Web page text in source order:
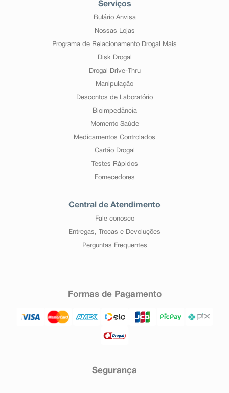
Serviços
Bulário Anvisa
Nossas Lojas
Programa de Relacionamento Drogal Mais
Disk Drogal
Drogal Drive-Thru
Manipulação
Descontos de Laboratório
Bioimpedância
Momento Saúde
Medicamentos Controlados
Cartão Drogal
Testes Rápidos
Fornecedores
Central de Atendimento
Fale conosco
Entregas, Trocas e Devoluções
Perguntas Frequentes
Formas de Pagamento
Segurança